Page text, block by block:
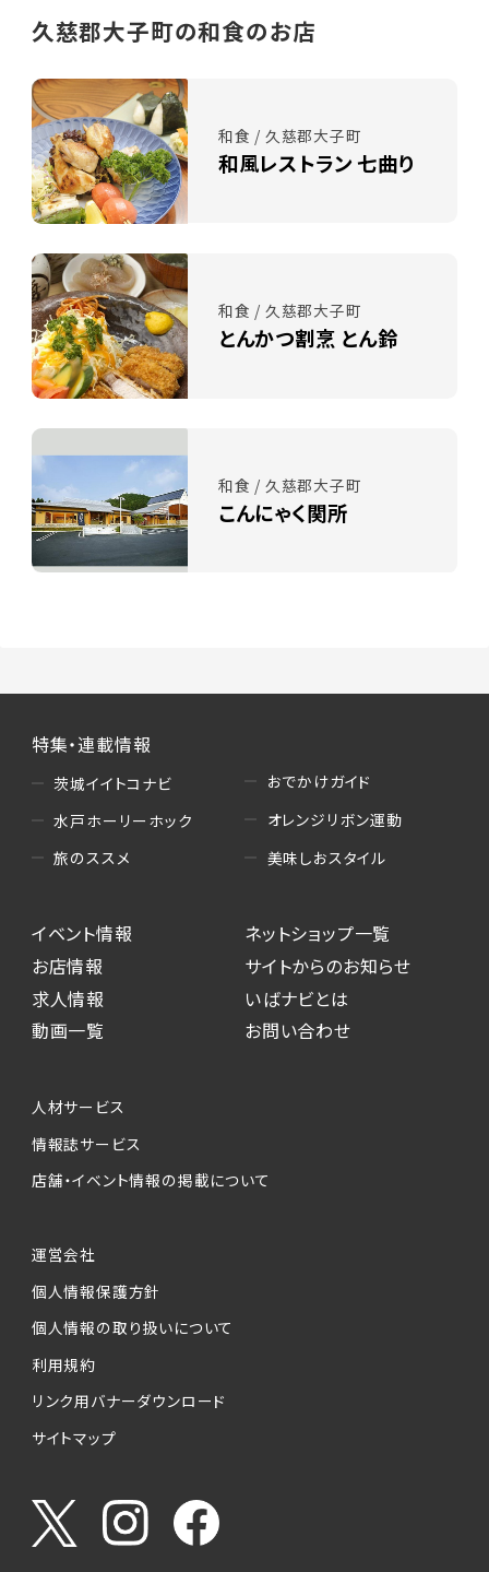
久慈郡大子町の和食のお店
和食 / 久慈郡大子町
和風レストラン 七曲り
和食 / 久慈郡大子町
とんかつ割烹 とん鈴
和食 / 久慈郡大子町
こんにゃく関所
特集・連載情報
茨城イイトコナビ
水戸ホーリーホック
旅のススメ
おでかけガイド
オレンジリボン運動
美味しおスタイル
イベント情報
お店情報
求人情報
動画一覧
ネットショップ一覧
サイトからのお知らせ
いばナビとは
お問い合わせ
人材サービス
情報誌サービス
店舗・イベント情報の掲載について
運営会社
個人情報保護方針
個人情報の取り扱いについて
利用規約
リンク用バナーダウンロード
サイトマップ